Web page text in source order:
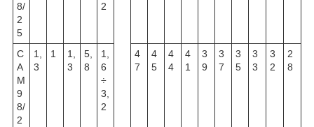
8/
2
5
2
C
A
M
9
8/
2
1,
3
1
1,
3
5,
8
1,
6
÷
3,
2
4
7
4
5
4
4
4
1
3
9
3
7
3
5
3
3
3
2
2
8